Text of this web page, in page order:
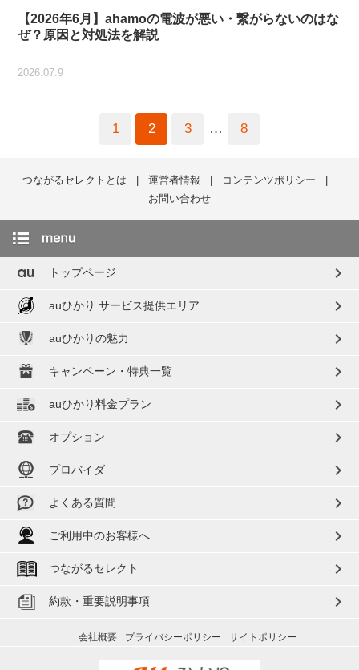
【2026年6月】ahamoの電波が悪い・繋がらないのはな
ぜ？原因と対処法を解説
2026.07.9
1 2 3 … 8
つながるセレクトとは 運営者情報
コンテンツポリシー
お問い合わせ
トップページ chevron_right
auひかり サービス提供エリア chevron_right
auひかりの魅力 chevron_right
キャンペーン・特典一覧 chevron_right
auひかり料金プラン chevron_right
オプション chevron_right
プロバイダ chevron_right
よくある質問 chevron_right
ご利用中のお客様へ chevron_right
つながるセレクト chevron_right
約款・重要説明事項 chevron_right
会社概要 プライバシーポリシー サイトポリシー